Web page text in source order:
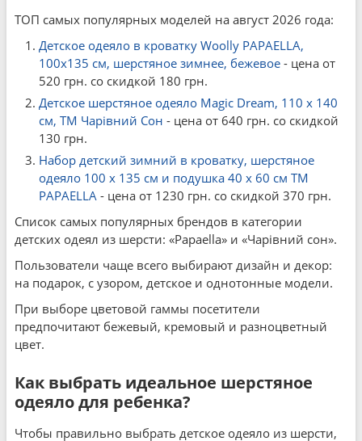
ТОП самых популярных моделей на август 2026 года:
Детское одеяло в кроватку Woolly PAPAELLA,
100x135 см, шерстяное зимнее, бежевое - цена от
520 грн. со скидкой 180 грн.
Детское шерстяное одеяло Magic Dream, 110 x 140
см, ТМ Чарівний Сон - цена от 640 грн. со скидкой
130 грн.
Набор детский зимний в кроватку, шерстяное
одеяло 100 x 135 см и подушка 40 x 60 см ТМ
PAPAELLA - цена от 1230 грн. со скидкой 370 грн.
Список самых популярных брендов в категории
детских одеял из шерсти: «Papaella» и «Чарівний сон».
Пользователи чаще всего выбирают дизайн и декор:
на подарок, с узором, детское и однотонные модели.
При выборе цветовой гаммы посетители
предпочитают бежевый, кремовый и разноцветный
цвет.
Как выбрать идеальное шерстяное
одеяло для ребенка?
Чтобы правильно выбрать детское одеяло из шерсти,